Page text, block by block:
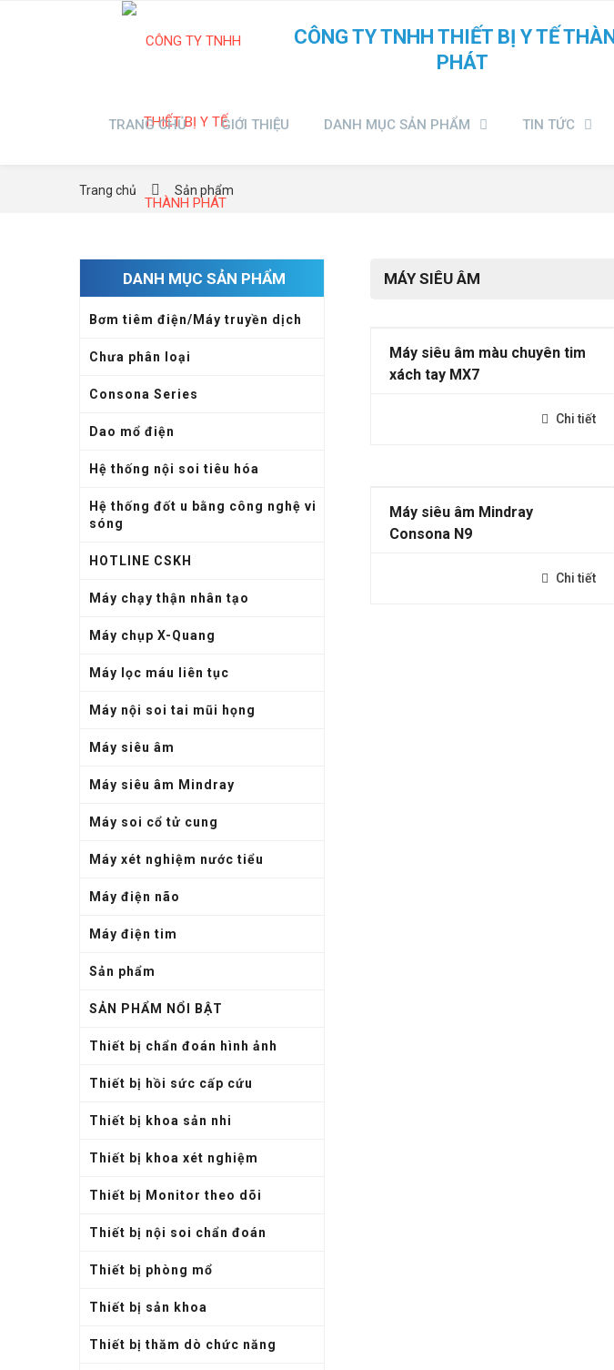
CÔNG TY TNHH THIẾT BỊ Y TẾ
PHÁT
TRANG CHỦ GIỚI THIỆU DANH MỤC SẢN PHẨM TIN TỨC
Trang chủ Sản phẩm
MÁY SIÊU ÂM
Máy siêu âm màu chuyên tim
xách tay MX7
Chi tiết
Máy siêu âm Mindray
Consona N9
Chi tiết
DANH MỤC SẢN PHẨM
Bơm tiêm điện/Máy truyền dịch
Chưa phân loại
Consona Series
Dao mổ điện
Hệ thống nội soi tiêu hóa
Hệ thống đốt u bằng công nghệ vi
sóng
HOTLINE CSKH
Máy chạy thận nhân tạo
Máy chụp X-Quang
Máy lọc máu liên tục
Máy nội soi tai mũi họng
Máy siêu âm
Máy siêu âm Mindray
Máy soi cổ tử cung
Máy xét nghiệm nước tiểu
Máy điện não
Máy điện tim
Sản phẩm
SẢN PHẨM NỔI BẬT
Thiết bị chẩn đoán hình ảnh
Thiết bị hồi sức cấp cứu
Thiết bị khoa sản nhi
Thiết bị khoa xét nghiệm
Thiết bị Monitor theo dõi
Thiết bị nội soi chẩn đoán
Thiết bị phòng mổ
Thiết bị sản khoa
Thiết bị thăm dò chức năng